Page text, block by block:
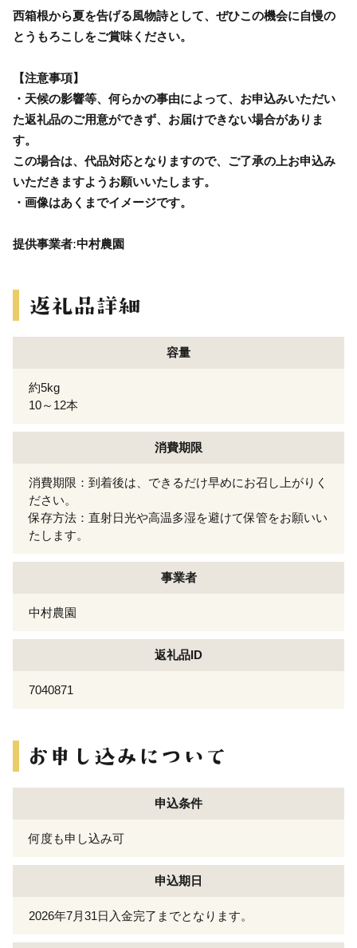
西箱根から夏を告げる風物詩として、ぜひこの機会に自慢の
とうもろこしをご賞味ください。
【注意事項】
・天候の影響等、何らかの事由によって、お申込みいただい
た返礼品のご用意ができず、お届けできない場合がありま
す。
この場合は、代品対応となりますので、ご了承の上お申込み
いただきますようお願いいたします。
・画像はあくまでイメージです。
提供事業者ː中村農園
容量
約5kg
10～12本
消費期限
消費期限：到着後は、できるだけ早めにお召し上がりく
ださい。
保存方法：直射日光や高温多湿を避けて保管をお願いい
たします。
事業者
中村農園
返礼品ID
7040871
申込条件
何度も申し込み可
申込期日
2026年7月31日入金完了までとなります。